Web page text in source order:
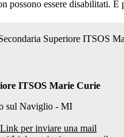
possono essere disabilitati.
Superiore ITSOS
ITSOS Marie Curie
sul Naviglio - MI
Link per inviare una mail